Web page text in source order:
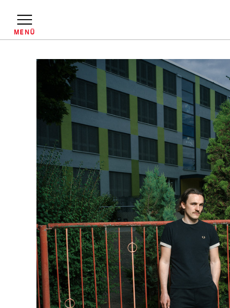
Inhalt
MENÜ